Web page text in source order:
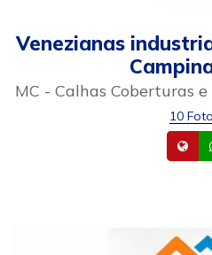
Venezianas
MC - Calhas Coberturas
10